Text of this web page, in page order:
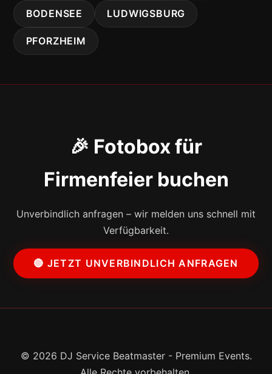
BODENSEE LUDWIGSBURG
PFORZHEIM
🎉 Fotobox für
Firmenfeier buchen
Unverbindlich anfragen – wir melden uns schnell mit
Verfügbarkeit.
🔴 JETZT UNVERBINDLICH ANFRAGEN
© 2026 DJ Service Beatmaster - Premium Events.